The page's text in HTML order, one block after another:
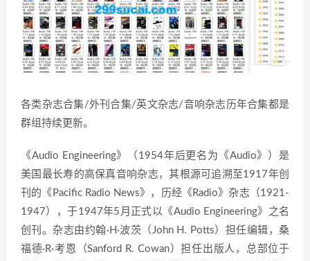
各类杂志合集/外刊合集/英文杂志/音响杂志历年合集都是
群组持续更新。
《Audio Engineering》（1954年后更名为《Audio》）是
美国最长寿的高保真音响杂志，其根源可追溯至1917年创
刊的《Pacific Radio News》，历经《Radio》杂志（1921-
1947），于1947年5月正式以《Audio Engineering》之名
创刊。杂志由约翰·H·波茨（John H. Potts）担任编辑，桑
福德·R·考恩（Sanford R. Cowan）担任出版人，总部位于